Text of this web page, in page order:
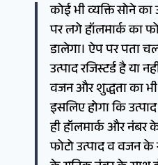
कोई भी व्यक्ति सोने
पर लगे हॉलमार्क का
डालेगा। ऐप पर पता
उत्पाद रजिस्टर्ड है या
वजन और शुद्धता का
इसलिए होगा कि
ही हॉलमार्क और नंबर
फोटो उत्पाद व वजन